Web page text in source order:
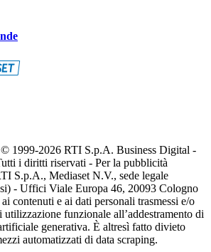
1999-2026 RTI S.p.A. Business Digital -
i diritti riservati - Per la pubblicità
S.p.A., Mediaset N.V., sede legale
- Uffici Viale Europa 46, 20093 Cologno
contenuti e ai dati personali trasmessi e/o
funzionale all’addestramento di
generativa. È altresì fatto divieto
automatizzati di data scraping.